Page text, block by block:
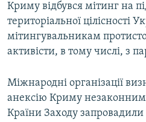
Криму відбувся мітинг на
територіальної цілісності
мітингувальникам
активісти, в тому числі, з
Міжнародні організації
анексію Криму незаконними
Країни Заходу